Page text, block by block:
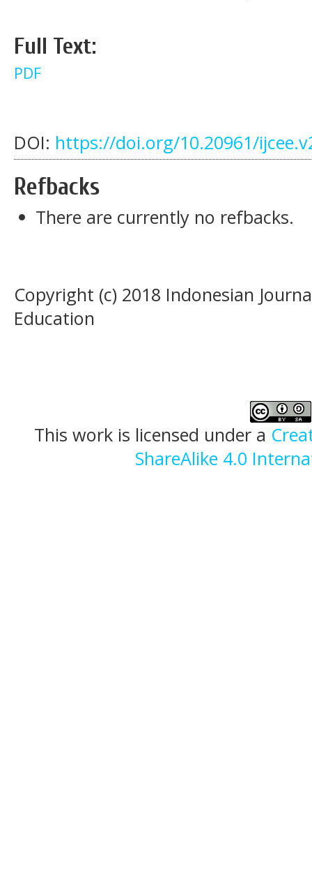
Full Text:
PDF
DOI: https://doi.org/10.20961/
Refbacks
There are currently no refbacks.
Copyright (c) 2018 Indonesian
Education
This work is licensed under a
ShareAlike 4.0